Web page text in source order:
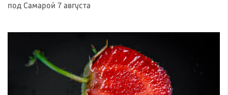
под Самарой 7 августа